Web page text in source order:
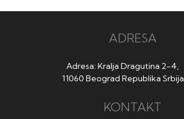
ADRESA
Adresa: Kralja Dragutina 2-4,
11060 Beograd Republika Srbija
KONTAKT